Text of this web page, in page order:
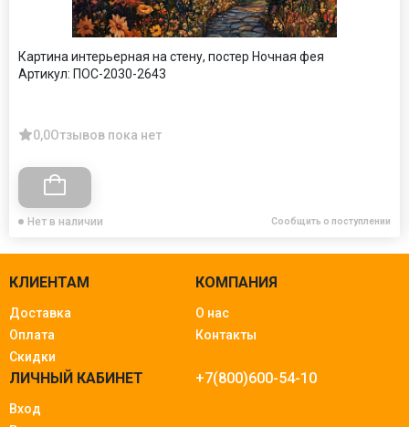
Картина интерьерная на стену, постер Ночная фея
Артикул: ПОС-2030-2643
0,0Отзывов пока нет
Нет в наличии Сообщить о поступлении
КЛИЕНТАМ
Доставка
Оплата
Скидки
КОМПАНИЯ
О нас
Контакты
ЛИЧНЫЙ КАБИНЕТ
Вход
+7(800)600-54-10